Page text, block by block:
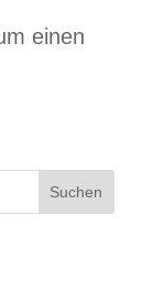
einen
Suchen